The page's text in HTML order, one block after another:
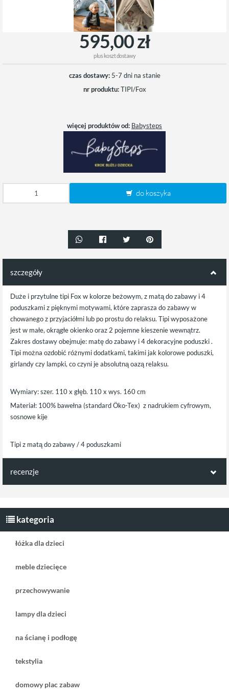
595,00 zł
plus koszt dostawy
czas dostawy: 5-7 dni na stanie
nr produktu:TIPI/Fox
więcej produktów od: Babysteps
do koszyka
szczegóły
Duże i przytulne tipi Fox w kolorze beżowym, z matą do zabawy i 4
poduszkami z pięknymi motywami, które zaprasza do zabawy w
chowanego z przyjaciółmi lub po prostu do relaksu. Tipi wyposażone
jest w małe, okrągłe okienko oraz 2 pojemne kieszenie wewnątrz.
Zakres dostawy obejmuje: matę do zabawy i 4 dekoracyjne poduszki .
Tipi można ozdobić różnymi dodatkami, takimi jak kolorowe poduszki,
girlandy czy lampki, co czyni je absolutną oazą relaksu.
Wymiary: szer. 110 x głęb. 110 x wys. 160 cm
Materiał: 100% bawełna (standard Öko-Tex) z nadrukiem cyfrowym,
sosnowe kije
Tipi z matą do zabawy / 4 poduszkami
recenzje
Napisz pierwszą recenzję jako klient!
kategoria
łóżka dla dzieci
meble dziecięce
przechowywanie
lampy dla dzieci
na ścianę i podłogę
tekstylia
domowy plac zabaw